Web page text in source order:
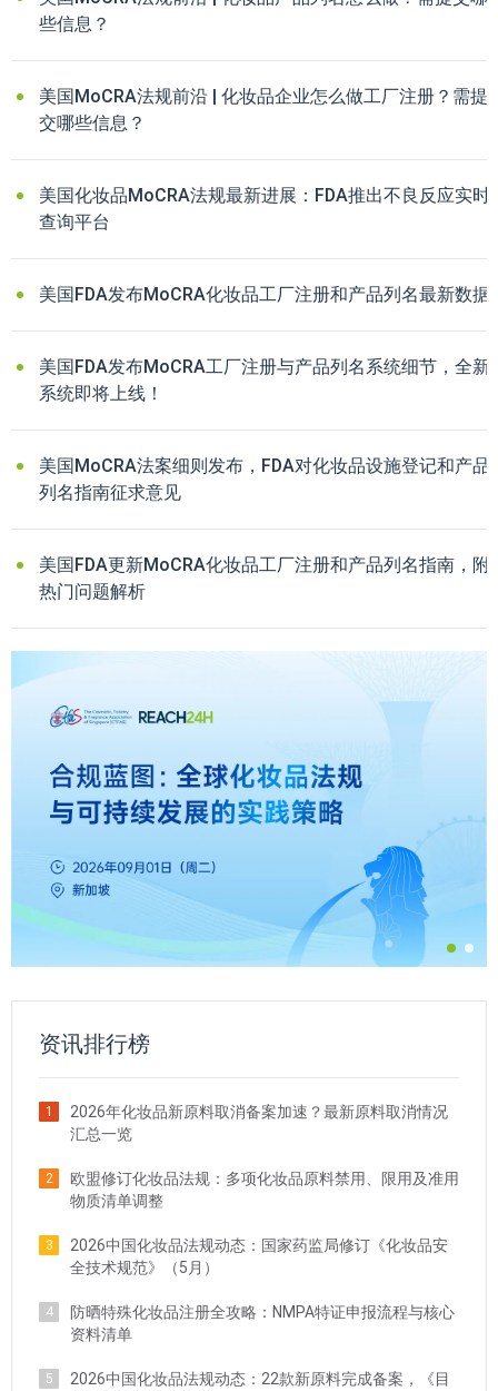
些信息？
美国MoCRA法规前沿 | 化妆品企业怎么做工厂注册？需提
交哪些信息？
美国化妆品MoCRA法规最新进展：FDA推出不良反应实时
查询平台
美国FDA发布MoCRA化妆品工厂注册和产品列名最新数据
美国FDA发布MoCRA工厂注册与产品列名系统细节，全新
系统即将上线！
美国MoCRA法案细则发布，FDA对化妆品设施登记和产品
列名指南征求意见
美国FDA更新MoCRA化妆品工厂注册和产品列名指南，附
热门问题解析
资讯排行榜
1
2026年化妆品新原料取消备案加速？最新原料取消情况
汇总一览
2
欧盟修订化妆品法规：多项化妆品原料禁用、限用及准用
物质清单调整
3
2026中国化妆品法规动态：国家药监局修订《化妆品安
全技术规范》（5月）
4
防晒特殊化妆品注册全攻略：NMPA特证申报流程与核心
资料清单
5
2026中国化妆品法规动态：22款新原料完成备案，《目